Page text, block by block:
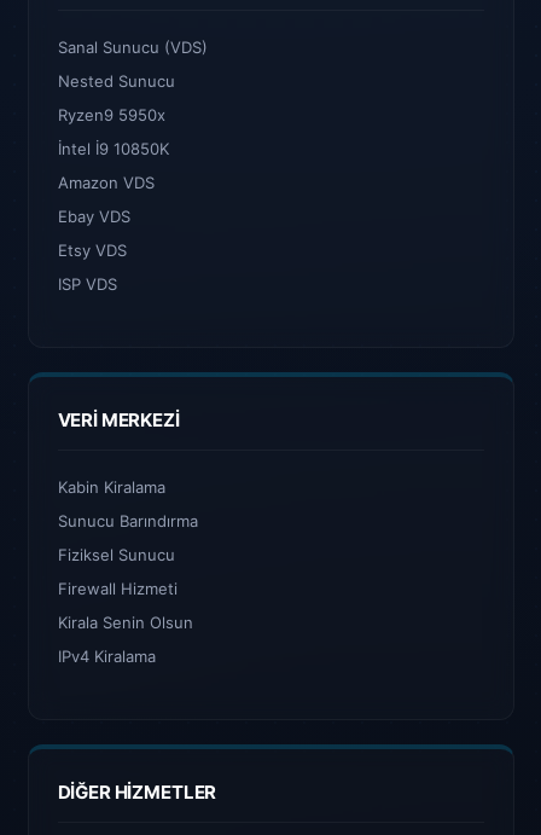
Sanal Sunucu (VDS)
Nested Sunucu
Ryzen9 5950x
İntel İ9 10850K
Amazon VDS
Ebay VDS
Etsy VDS
ISP VDS
VERI MERKEZI
Kabin Kiralama
Sunucu Barındırma
Fiziksel Sunucu
Firewall Hizmeti
Kirala Senin Olsun
IPv4 Kiralama
DIĞER HIZMETLER